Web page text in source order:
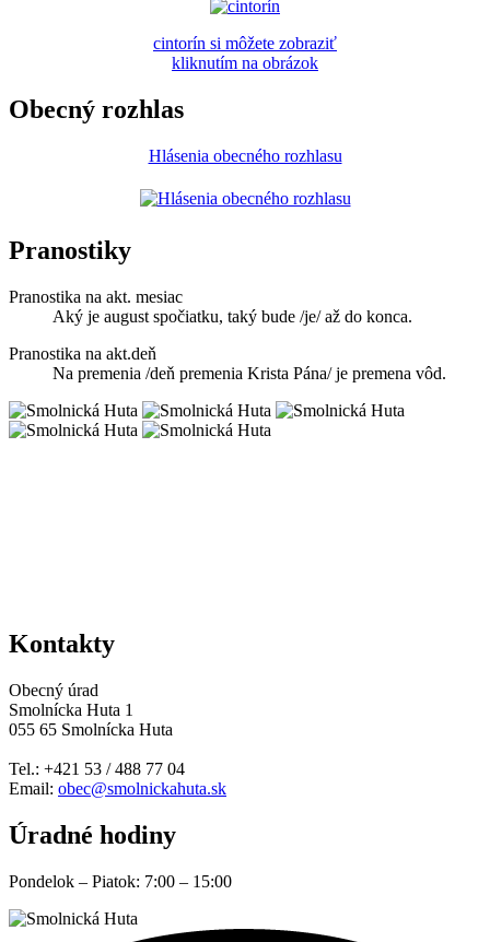
cintorín si môžete zobraziť
kliknutím na obrázok
Obecný rozhlas
Hlásenia obecného rozhlasu
Pranostiky
Pranostika na akt. mesiac
Aký je august spočiatku, taký bude /je/ až do konca.
Pranostika na akt.deň
Na premenia /deň premenia Krista Pána/ je premena vôd.
Kontakty
Obecný úrad
Smolnícka Huta 1
055 65 Smolnícka Huta
Tel.: +421 53 / 488 77 04
Email: obec@smolnickahuta.sk
Úradné hodiny
Pondelok – Piatok: 7:00 – 15:00